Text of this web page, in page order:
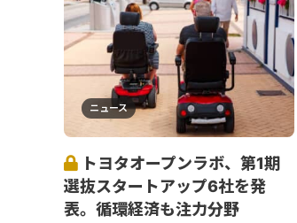
ニュース
トヨタオープンラボ、第1期
選抜スタートアップ6社を発
表。循環経済も注力分野